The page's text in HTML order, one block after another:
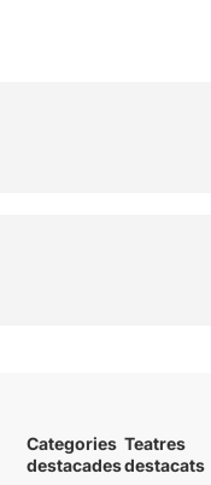
Categories
destacades
Teatres
destacats